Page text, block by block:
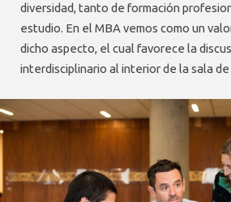
diversidad, tanto de formación
estudio. En el MBA vemos como un
dicho aspecto, el cual favorece la
interdisciplinario al interior de la sala de